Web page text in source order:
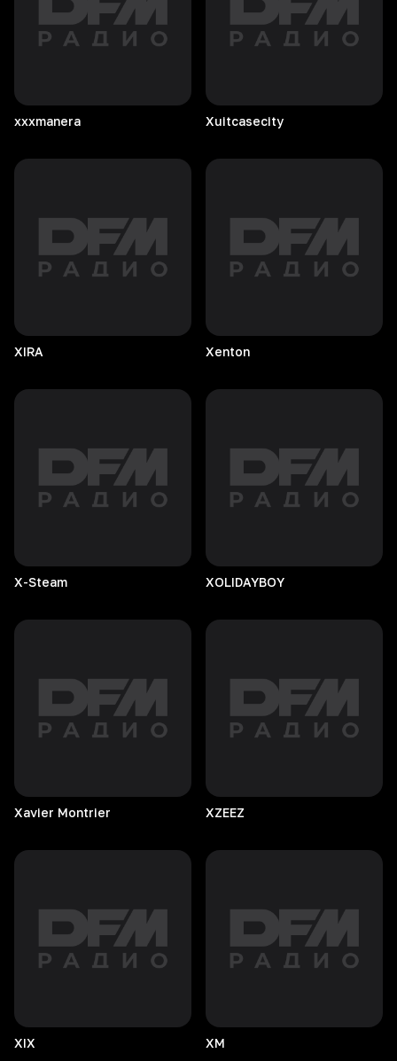
xxxmanera Xuitcasecity
XIRA Xenton
X-Steam XOLIDAYBOY
Xavier Montrier XZEEZ
XIX XM